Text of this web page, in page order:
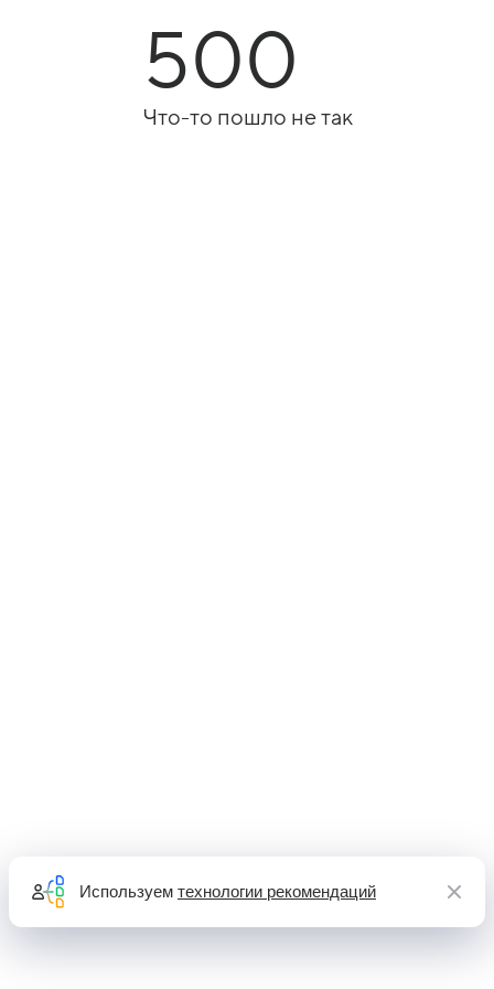
500
Что-то пошло не так
Используем технологии рекомендаций